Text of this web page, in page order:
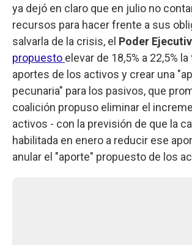
ya dejó en claro que en julio no
recursos para hacer frente a sus
salvarla de la crisis, el Poder
propuesto elevar de 18,5% a 22,5%
aportes de los activos y crear una
pecunaria" para los pasivos, que
coalición propuso eliminar el
activos - con la previsión de que la
habilitada en enero a reducir ese
anular el "aporte" propuesto de los